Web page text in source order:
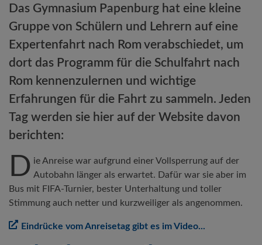
Das Gymnasium Papenburg hat eine kleine
Gruppe von Schülern und Lehrern auf eine
Expertenfahrt nach Rom verabschiedet, um
dort das Programm für die Schulfahrt nach
Rom kennenzulernen und wichtige
Erfahrungen für die Fahrt zu sammeln. Jeden
Tag werden sie hier auf der Website davon
berichten:
D ie Anreise war aufgrund einer Vollsperrung auf der
Autobahn länger als erwartet. Dafür war sie aber im
Bus mit FIFA-Turnier, bester Unterhaltung und toller
Stimmung auch netter und kurzweiliger als angenommen.
Eindrücke vom Anreisetag gibt es im Video...